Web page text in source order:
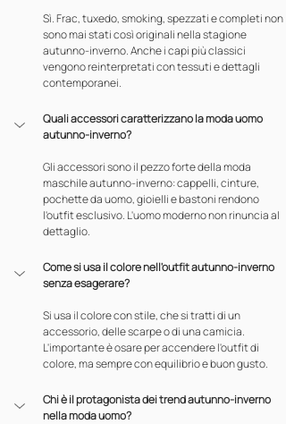
Sì. Frac, tuxedo, smoking, spezzati e completi non
sono mai stati così originali nella stagione
autunno-inverno. Anche i capi più classici
vengono reinterpretati con tessuti e dettagli
contemporanei.
Quali accessori caratterizzano la moda uomo
autunno-inverno?
Gli accessori sono il pezzo forte della moda
maschile autunno-inverno: cappelli, cinture,
pochette da uomo, gioielli e bastoni rendono
l'outfit esclusivo. L'uomo moderno non rinuncia al
dettaglio.
Come si usa il colore nell'outfit autunno-inverno
senza esagerare?
Si usa il colore con stile, che si tratti di un
accessorio, delle scarpe o di una camicia.
L'importante è osare per accendere l'outfit di
colore, ma sempre con equilibrio e buon gusto.
Chi è il protagonista dei trend autunno-inverno
nella moda uomo?